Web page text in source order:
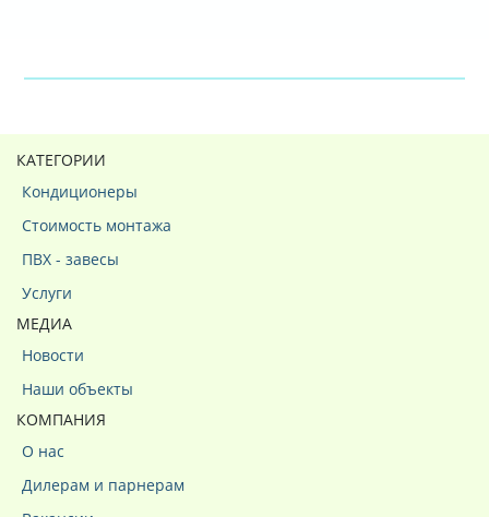
КАТЕГОРИИ
Кондиционеры
Стоимость монтажа
ПВХ - завесы
Услуги
МЕДИА
Новости
Наши объекты
КОМПАНИЯ
О нас
Дилерам и парнерам